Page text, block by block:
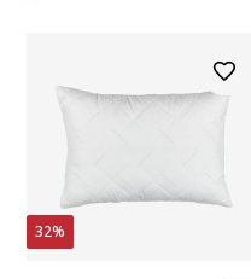
32%